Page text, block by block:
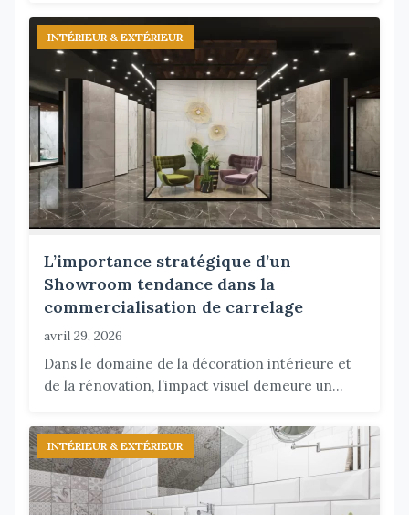
INTÉRIEUR & EXTÉRIEUR
L’importance stratégique d’un
Showroom tendance dans la
commercialisation de carrelage
avril 29, 2026
Dans le domaine de la décoration intérieure et
de la rénovation, l’impact visuel demeure un...
INTÉRIEUR & EXTÉRIEUR